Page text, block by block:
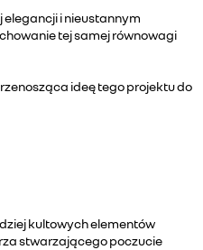
i nieustannym
tej samej równowagi
ideę tego projektu do
kultowych elementów
stwarzającego poczucie